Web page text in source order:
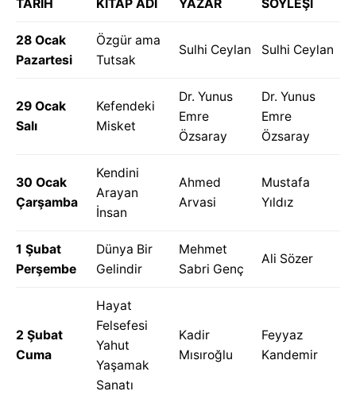
TARİH KİTAP ADI YAZAR SÖYLEŞİ
28 Ocak
Pazartesi
Özgür ama
Tutsak
Sulhi Ceylan Sulhi Ceylan
29 Ocak
Salı
Kefendeki
Misket
Dr. Yunus
Emre
Özsaray
Dr. Yunus
Emre
Özsaray
30 Ocak
Çarşamba
Kendini
Arayan
İnsan
Ahmed
Arvasi
Mustafa
Yıldız
1 Şubat
Perşembe
Dünya Bir
Gelindir
Mehmet
Sabri Genç
Ali Sözer
2 Şubat
Cuma
Hayat
Felsefesi
Yahut
Yaşamak
Sanatı
Kadir
Mısıroğlu
Feyyaz
Kandemir